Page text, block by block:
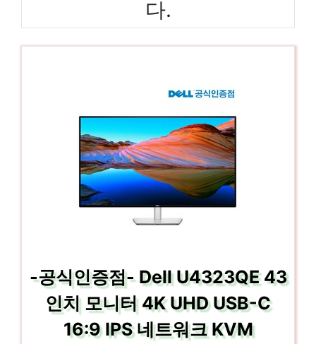
다.
-공식인증점- Dell U4323QE 43
인치 모니터 4K UHD USB-C
16:9 IPS 네트워크 KVM